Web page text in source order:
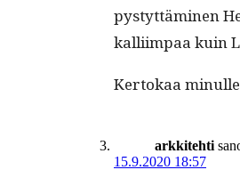
pystyt­tämi­nen
kalli­im­paa kuin
Ker­tokaa
arkkitehti
15.9.2020 18:57